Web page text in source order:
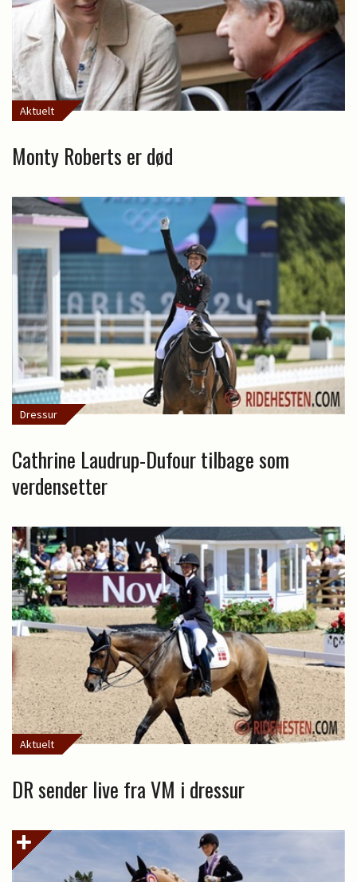
Aktuelt
Monty Roberts er død
Dressur
Cathrine Laudrup-Dufour tilbage som
verdensetter
Aktuelt
DR sender live fra VM i dressur